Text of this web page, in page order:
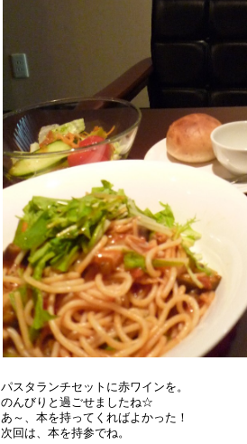
パスタランチセットに赤ワインを。
のんびりと過ごせましたね☆
あ～、本を持ってくればよかった！
次回は、本を持参でね。